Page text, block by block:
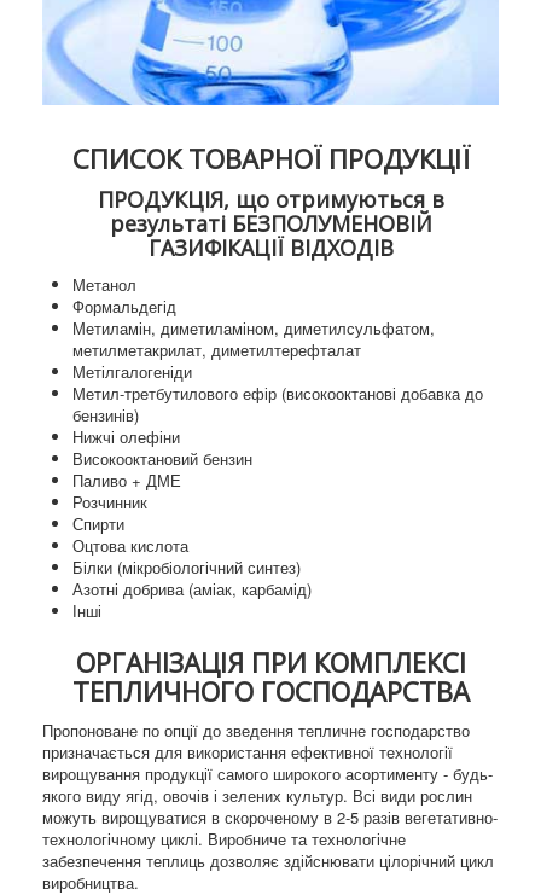
СПИСОК ТОВАРНОЇ ПРОДУКЦІЇ
ПРОДУКЦІЯ, що отримуються в
результаті БЕЗПОЛУМЕНОВІЙ
ГАЗИФІКАЦІЇ ВІДХОДІВ
Метанол
Формальдегід
Метиламін, диметиламіном, диметилсульфатом,
метилметакрилат, диметилтерефталат
Метілгалогеніди
Метил-третбутилового ефір (високооктанові добавка до
бензинів)
Нижчі олефіни
Високооктановий бензин
Паливо + ДМЕ
Розчинник
Спирти
Оцтова кислота
Білки (мікробіологічний синтез)
Азотні добрива (аміак, карбамід)
Інші
ОРГАНІЗАЦІЯ ПРИ КОМПЛЕКСІ
ТЕПЛИЧНОГО ГОСПОДАРСТВА
Пропоноване по опції до зведення тепличне господарство
призначається для використання ефективної технології
вирощування продукції самого широкого асортименту - будь-
якого виду ягід, овочів і зелених культур. Всі види рослин
можуть вирощуватися в скороченому в 2-5 разів вегетативно-
технологічному циклі. Виробниче та технологічне
забезпечення теплиць дозволяє здійснювати цілорічний цикл
виробництва.